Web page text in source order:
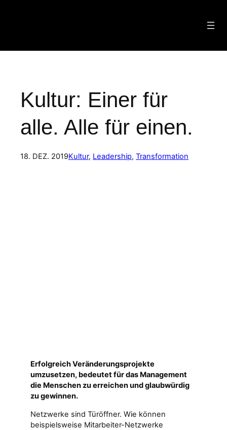
Kultur: Einer für
alle. Alle für einen.
18. DEZ. 2019Kultur, Leadership, Transformation
Erfolgreich Veränderungsprojekte
umzusetzen, bedeutet für das Management
die Menschen zu erreichen und glaubwürdig
zu gewinnen.
Netzwerke sind Türöffner. Wie können
beispielsweise Mitarbeiter-Netzwerke